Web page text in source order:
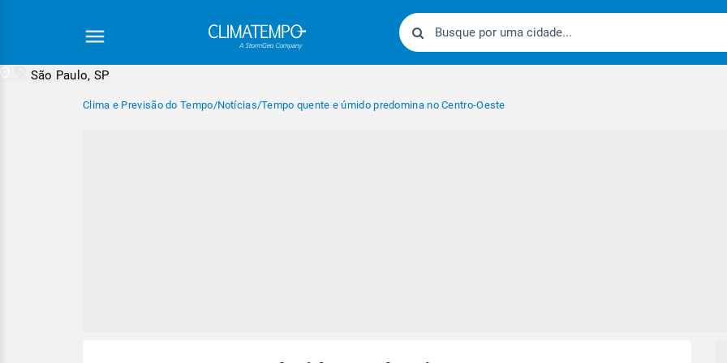
São Paulo, SP
Clima e Previsão do Tempo/Notícias/Tempo quente e úmido predomina no Centro-Oeste